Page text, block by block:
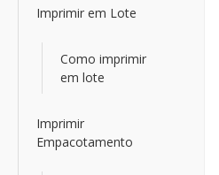
Imprimir em Lote
Como imprimir
em lote
Imprimir
Empacotamento